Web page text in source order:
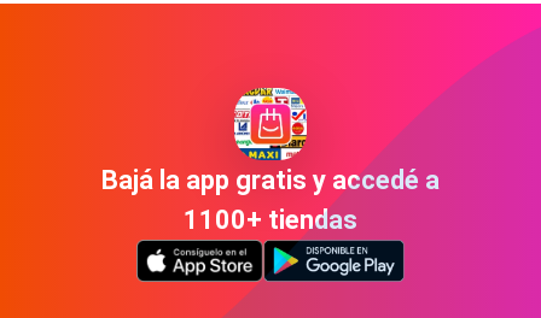
Bajá la app gratis y accedé a
1100+ tiendas